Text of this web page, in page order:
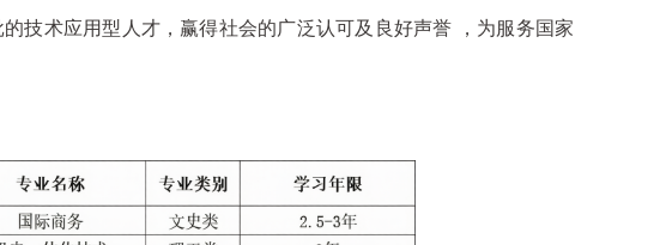
术应用型人才，赢得社会的广泛认可及良好声誉 ，为服务国家